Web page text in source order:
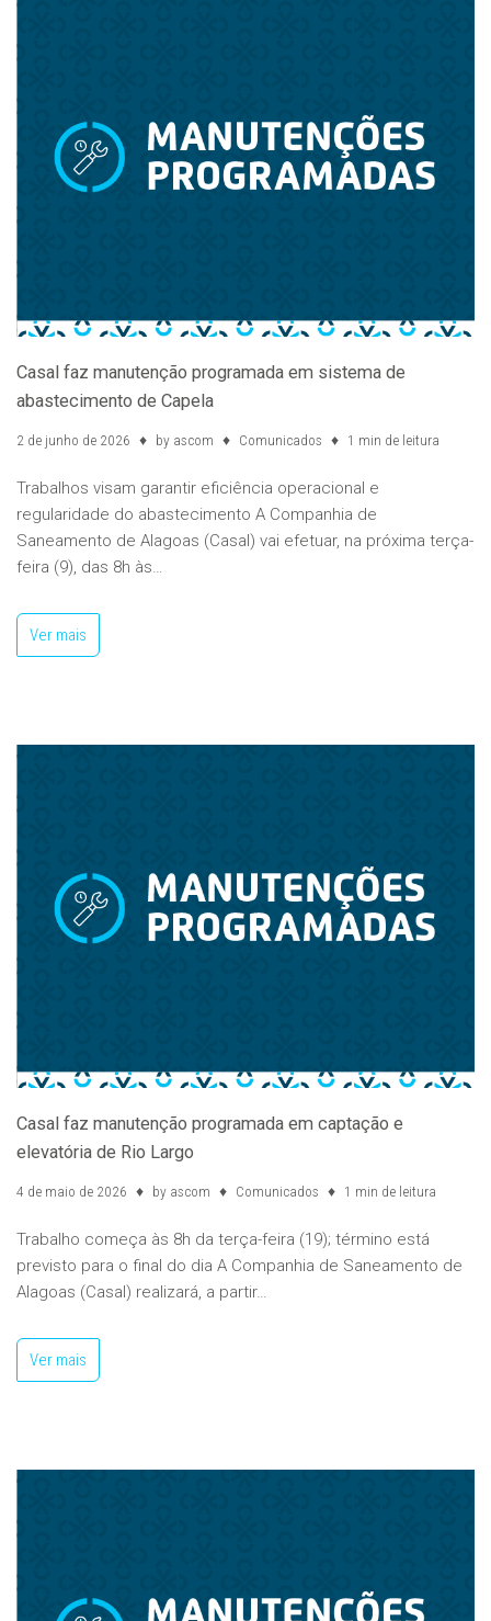
Casal faz manutenção programada em sistema de
abastecimento de Capela
2 de junho de 2026 by ascom Comunicados 1 min de leitura
Trabalhos visam garantir eficiência operacional e
regularidade do abastecimento A Companhia de
Saneamento de Alagoas (Casal) vai efetuar, na próxima terça-
feira (9), das 8h às…
Ver mais
Casal faz manutenção programada em captação e
elevatória de Rio Largo
4 de maio de 2026 by ascom Comunicados 1 min de leitura
Trabalho começa às 8h da terça-feira (19); término está
previsto para o final do dia A Companhia de Saneamento de
Alagoas (Casal) realizará, a partir…
Ver mais